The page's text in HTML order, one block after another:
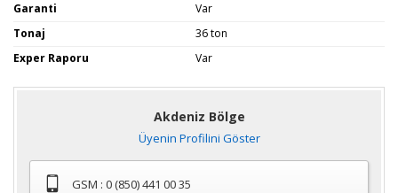
Garanti
Var
Tonaj
36 ton
Exper Raporu
Var
Akdeniz Bölge
Üyenin Profilini Göster
GSM : 0 (850) 441 00 35